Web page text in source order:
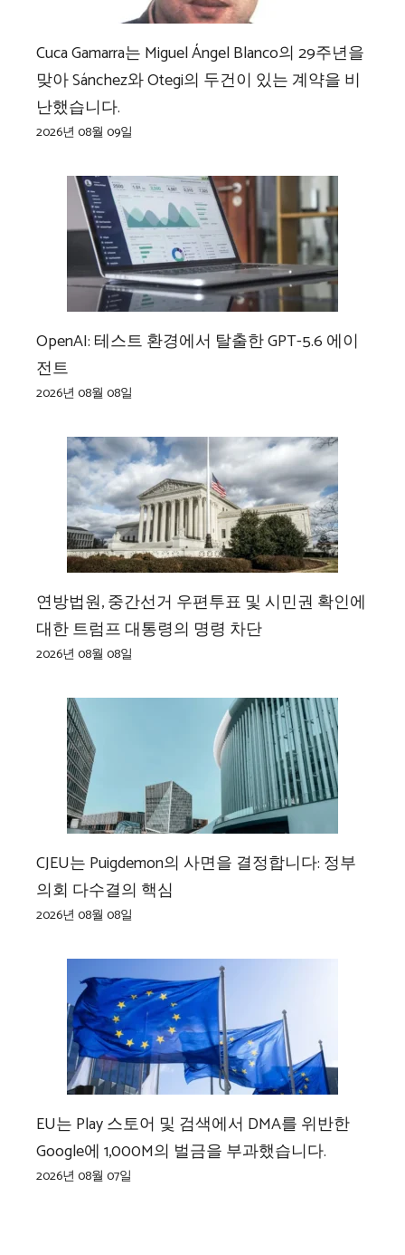
Cuca Gamarra는 Miguel Ángel Blanco의 29주년을
맞아 Sánchez와 Otegi의 두건이 있는 계약을 비
난했습니다.
2026년 08월 09일
OpenAI: 테스트 환경에서 탈출한 GPT-5.6 에이
전트
2026년 08월 08일
연방법원, 중간선거 우편투표 및 시민권 확인에
대한 트럼프 대통령의 명령 차단
2026년 08월 08일
CJEU는 Puigdemon의 사면을 결정합니다: 정부
의회 다수결의 핵심
2026년 08월 08일
EU는 Play 스토어 및 검색에서 DMA를 위반한
Google에 1,000M의 벌금을 부과했습니다.
2026년 08월 07일